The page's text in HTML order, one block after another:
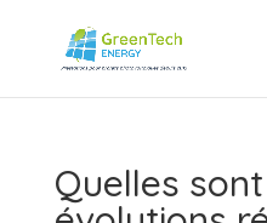
Quelles